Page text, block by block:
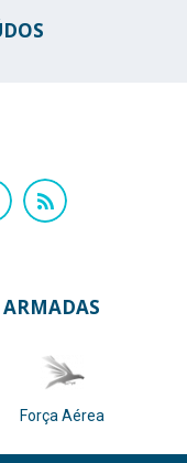
ARMADAS
Força Aérea